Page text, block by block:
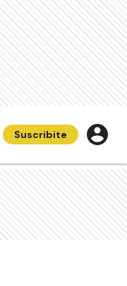
Suscribite